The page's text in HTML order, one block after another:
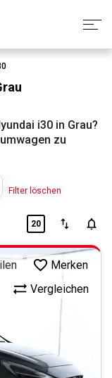
i30 in Grau?
zu
Filter löschen
20
Vergleichen
Merken